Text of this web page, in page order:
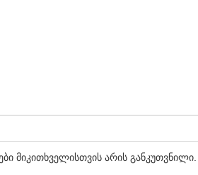
მიკითხველისთვის არის განკუთვნილი.